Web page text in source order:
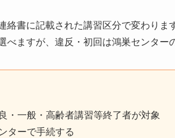
絡書に記載された講習区分で変わりま
べますが、違反・初回は鴻巣センター
・一般・高齢者講習等終了者が対象
ターで手続する